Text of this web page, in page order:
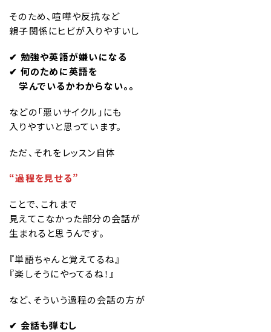
そのため、喧嘩や反抗など
親子関係にヒビが入りやすいし
✔︎ 勉強や英語が嫌いになる
✔︎ 何のために英語を
学んでいるかわからない。。
などの「悪いサイクル」にも
入りやすいと思っています。
ただ、それをレッスン自体
“過程を見せる”
ことで、これまで
見えてこなかった部分の会話が
生まれると思うんです。
『単語ちゃんと覚えてるね』
『楽しそうにやってるね！』
など、そういう過程の会話の方が
✔︎ 会話も弾むし